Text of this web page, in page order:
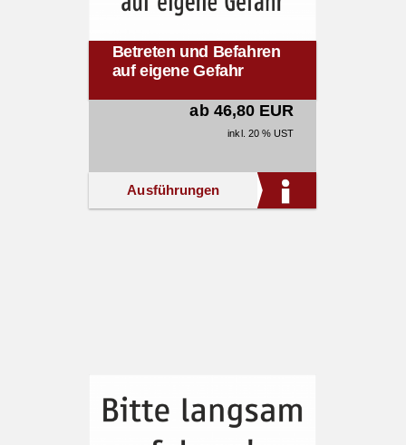
Betreten und Befahren
auf eigene Gefahr
ab 46,80 EUR
inkl. 20 % UST
Ausführungen